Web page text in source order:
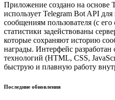
Приложение создано на основе
использует Telegram Bot API
сообщениям пользователя (с его
статистики задействованы
которые сохраняют историю
награды. Интерфейс
технологий (HTML, CSS,
быструю и плавную работу
Последние обновления